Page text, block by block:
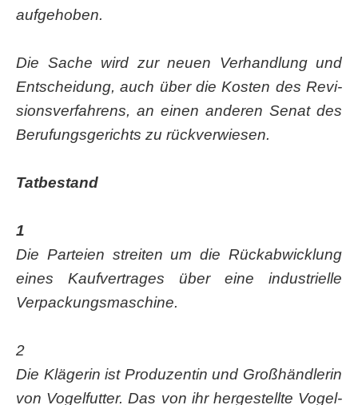
aufgehoben.
Die Sache wird zur neu­en Ver­hand­lung und
Ent­schei­dung, auch über die Kos­ten des Revi­
si­ons­ver­fah­rens, an einen ande­ren Senat des
Beru­fungs­ge­richts zu rückverwiesen.
Tat­be­stand
1
Die Par­tei­en strei­ten um die Rück­ab­wick­lung
eines Kauf­ver­tra­ges über eine indus­tri­el­le
Verpackungsmaschine.
2
Die Klä­ge­rin ist Pro­du­zen­tin und Groß­händ­le­rin
von Vogel­fut­ter. Das von ihr her­ge­stell­te Vogel­